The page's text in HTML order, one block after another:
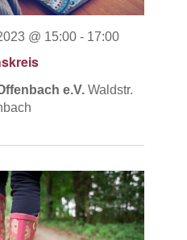
@ 15:00 - 17:00
e.V.Waldstr.